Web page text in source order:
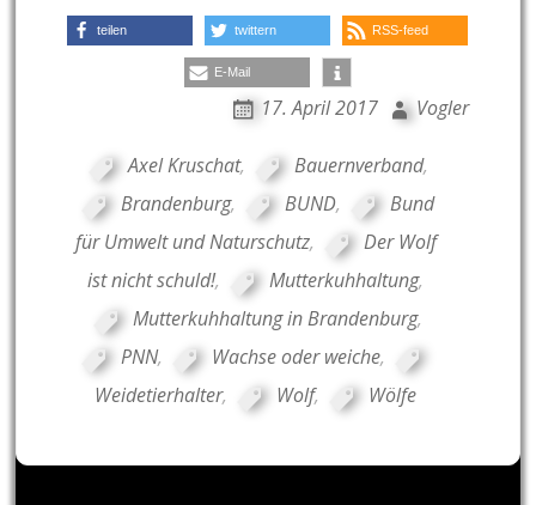
teilen twittern RSS-feed
E-Mail
17. April 2017 Vogler
Axel Kruschat, Bauernverband,
Brandenburg, BUND,
Bund
für Umwelt und Naturschutz,
Der Wolf
ist nicht schuld!, Mutterkuhhaltung,
Mutterkuhhaltung in Brandenburg,
PNN, Wachse oder weiche,
Weidetierhalter, Wolf, Wölfe